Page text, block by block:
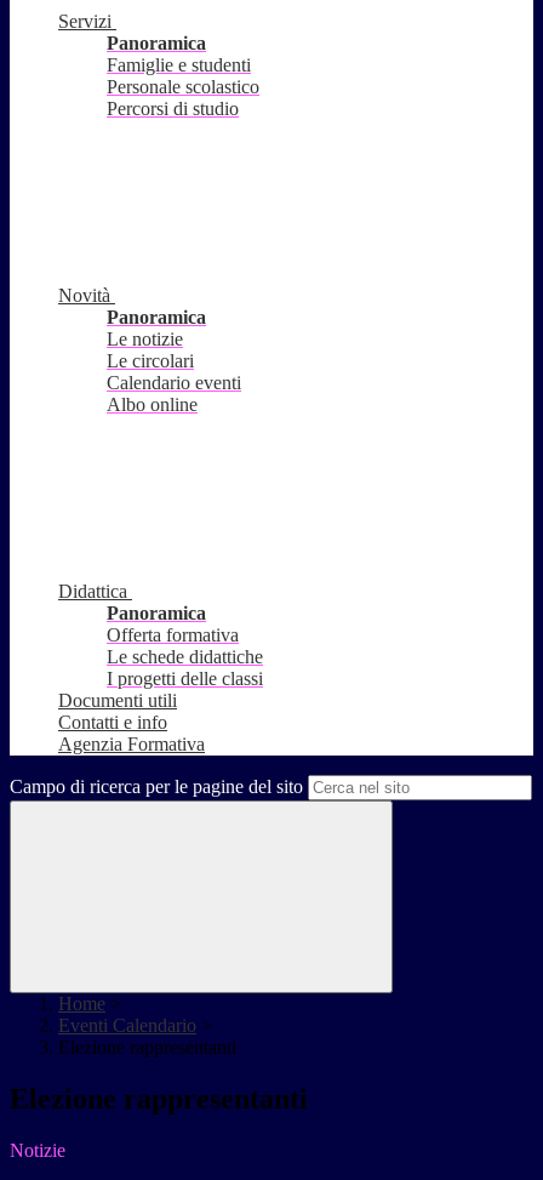
Servizi
Panoramica
Famiglie e studenti
Personale scolastico
Percorsi di studio
Novità
Panoramica
Le notizie
Le circolari
Calendario eventi
Albo online
Didattica
Panoramica
Offerta formativa
Le schede didattiche
I progetti delle classi
Documenti utili
Contatti e info
Agenzia Formativa
Campo di ricerca per le pagine del sito
Home >
Eventi Calendario >
Elezione rappresentanti
Elezione rappresentanti
Notizie